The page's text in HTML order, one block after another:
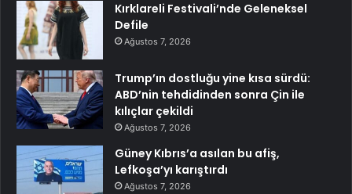
Kırklareli Festivali’nde Geleneksel
Defile
Ağustos 7, 2026
Trump’ın dostluğu yine kısa sürdü:
ABD’nin tehdidinden sonra Çin ile
kılıçlar çekildi
Ağustos 7, 2026
Güney Kıbrıs’a asılan bu afiş,
Lefkoşa’yı karıştırdı
Ağustos 7, 2026